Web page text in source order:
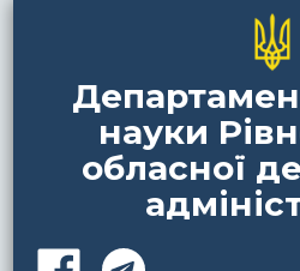
науки
обласної